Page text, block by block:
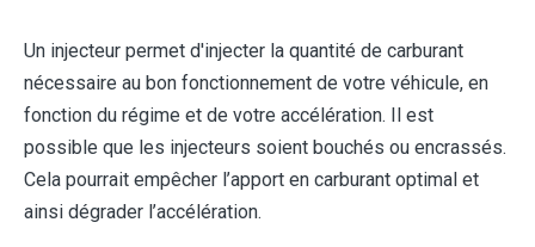
Un injecteur permet d'injecter la quantité de carburant
nécessaire au bon fonctionnement de votre véhicule, en
fonction du régime et de votre accélération. Il est
possible que les injecteurs soient bouchés ou encrassés.
Cela pourrait empêcher l’apport en carburant optimal et
ainsi dégrader l’accélération.